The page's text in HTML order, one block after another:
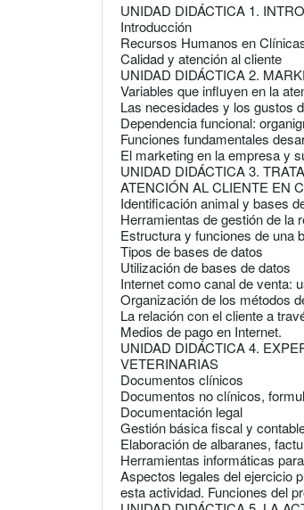
UNIDAD DIDÁCTICA 1.
Introducción
Recursos Humanos en
Calidad y atención al cliente
UNIDAD DIDÁCTICA 2.
Variables que influyen en la
Las necesidades y los gustos
Dependencia funcional:
Funciones fundamentales
El marketing en la empresa y
UNIDAD DIDÁCTICA 3.
ATENCIÓN AL CLIENTE EN
Identificación animal y bases
Herramientas de gestión de la
Estructura y funciones de una
Tipos de bases de datos
Utilización de bases de datos
Internet como canal de venta:
Organización de los métodos
La relación con el cliente a
Medios de pago en Internet.
UNIDAD DIDÁCTICA 4.
VETERINARIAS
Documentos clínicos
Documentos no clínicos,
Documentación legal
Gestión básica fiscal y
Elaboración de albaranes,
Herramientas informáticas
Aspectos legales del ejercicio
esta actividad. Funciones del